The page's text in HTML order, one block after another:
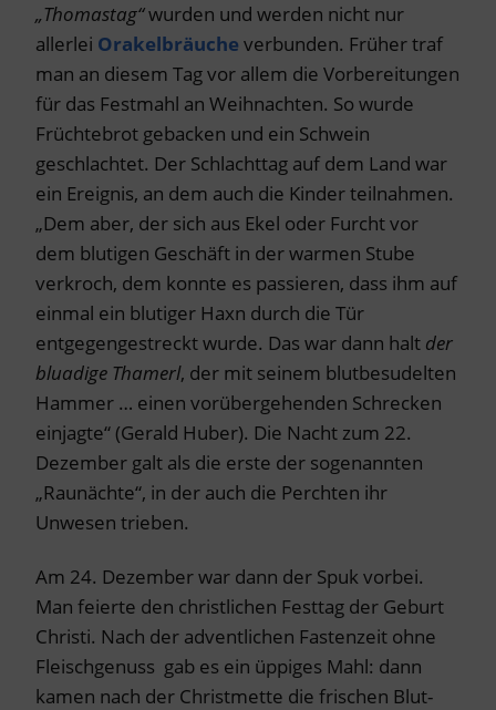
„Thomastag“wurden und werden nicht nur
allerlei Orakelbräuche verbunden. Früher traf
man an diesem Tag vor allem die Vorbereitungen
für das Festmahl an Weihnachten. So wurde
Früchtebrot gebacken und ein Schwein
geschlachtet. Der Schlachttag auf dem Land war
ein Ereignis, an dem auch die Kinder teilnahmen.
„Dem aber, der sich aus Ekel oder Furcht vor
dem blutigen Geschäft in der warmen Stube
verkroch, dem konnte es passieren, dass ihm auf
einmal ein blutiger Haxn durch die Tür
entgegengestreckt wurde. Das war dann halt der
bluadige Thamerl, der mit seinem blutbesudelten
Hammer … einen vorübergehenden Schrecken
einjagte“ (Gerald Huber). Die Nacht zum 22.
Dezember galt als die erste der sogenannten
„Raunächte“, in der auch die Perchten ihr
Unwesen trieben.
Am 24. Dezember war dann der Spuk vorbei.
Man feierte den christlichen Festtag der Geburt
Christi. Nach der adventlichen Fastenzeit ohne
Fleischgenuss gab es ein üppiges Mahl: dann
kamen nach der Christmette die frischen Blut-